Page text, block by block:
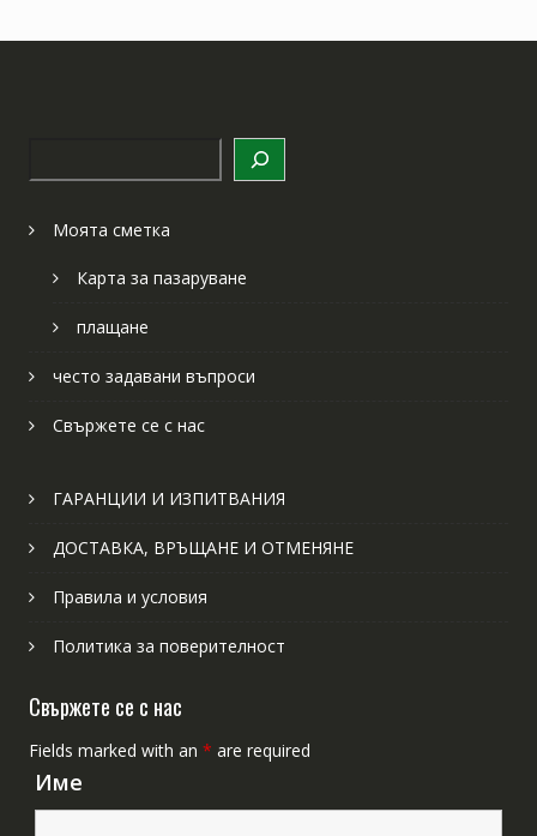
Моята сметка
Карта за пазаруване
плащане
често задавани въпроси
Свържете се с нас
ГАРАНЦИИ И ИЗПИТВАНИЯ
ДОСТАВКА, ВРЪЩАНЕ И ОТМЕНЯНЕ
Правила и условия
Политика за поверителност
Свържете се с нас
Fields marked with an * are required
Име